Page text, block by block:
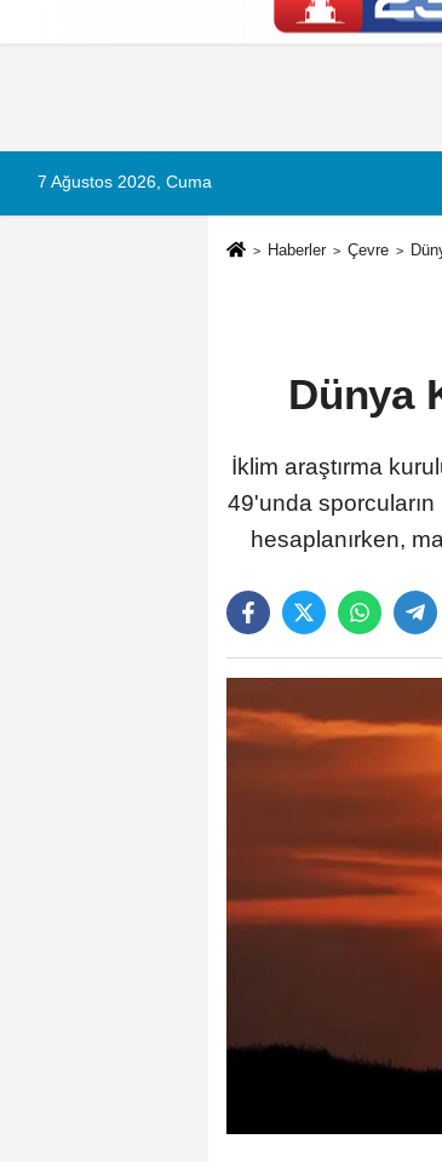
Künye İletişim Çerez
7 Ağustos 2026, Cuma
Haberler Çevre
Dünya
İklim araştırma
49'unda sporcuların
hesaplanırken,